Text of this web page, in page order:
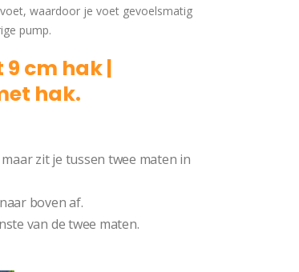
waardoor je voet gevoelsmatig
pump.
cm hak |
hak.
zit je tussen twee maten in
boven af.
van de twee maten.